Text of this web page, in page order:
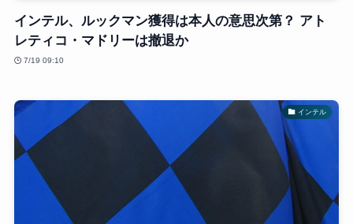
インテル、ルックマン獲得は本人の意思次第？ アト
レティコ・マドリーは撤退か
7/19 09:10
インテル